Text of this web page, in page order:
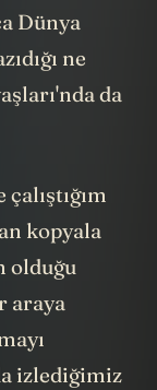
Dünya
ne
da
kopyala
olduğu
araya
izlediğimiz